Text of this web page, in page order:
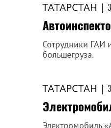
ТАТАРСТАН |
Сотрудники ГАИ
большегруза.
ТАТАРСТАН |
Электромобиль